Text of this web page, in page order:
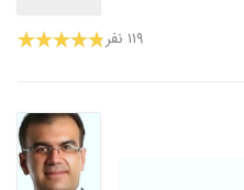
۱۱۹ نفر